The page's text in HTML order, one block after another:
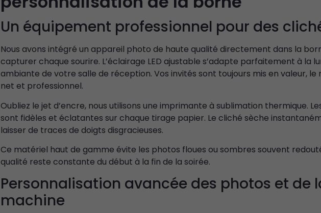
Un équipement professionnel pour des
Nous avons intégré un appareil photo de haute qualité directement dans la
capturer chaque sourire. L’éclairage LED ajustable s’adapte parfaitement à la
ambiante de votre salle de réception. Vos invités sont toujours mis en valeur, le
net et professionnel.
Oubliez le jet d’encre, nous utilisons une imprimante à sublimation thermique.
sont fidèles et éclatantes sur chaque tirage papier. Le cliché sèche
laisser de traces de doigts disgracieuses.
Ce matériel haut de gamme évite les photos floues ou sombres souvent
qualité reste constante du début à la fin de la soirée.
Personnalisation avancée des photos et de
machine